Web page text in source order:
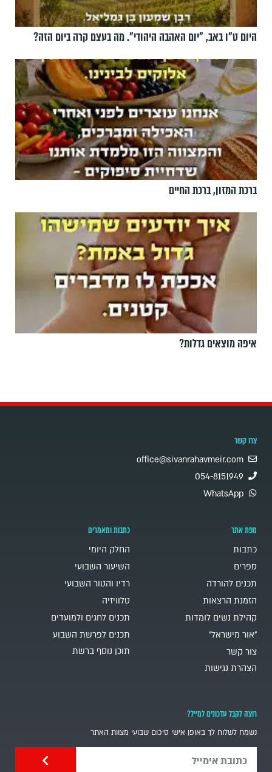
היום ט"ו באב, ”יום האהבה היהודי". מה בעצם קרה ביום הזה?
ברכת המזון, ברכת החיים
איפה מוצאים גדלות?
צרו קשר
office@sivanrahavmeir.com
054-8151949
WhatsApp
מפת אתר
כתבות
ספרים
תכנים להורדה
הזמנת הרצאות
קהילת נשים לומדות
"אור מישראל"
צור קשר
הצהרת נגישות
כתבות ומאמרים
החלק היומי
השיעור השבועי
רדיו והטור השבועי
טלוויזיה
תכנים לחגים ולמועדים
תכנים לפרשת השבוע
תוכן נוסף ברשת
רוצה לקבל עדכונים למייל?
נשמח לשלוח לך באופן אישי סיכום שבועי מצוות האתר